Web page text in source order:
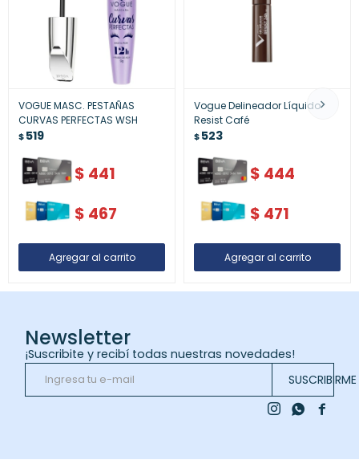
VOGUE MASC. PESTAÑAS
CURVAS PERFECTAS WSH
$519
$ 441
$ 467
Vogue Delineador Líquido
Resist Café
$523
$ 444
$ 471
Newsletter
¡Suscribite y recibí todas nuestras novedades!
SUSCRIBIRME

 